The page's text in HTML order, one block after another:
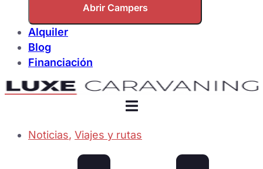
Abrir Campers
Alquiler
Blog
Financiación
Noticias, Viajes y rutas